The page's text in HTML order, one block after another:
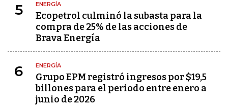
5 ENERGÍA
Ecopetrol culminó la subasta para la
compra de 25% de las acciones de
Brava Energía
6 ENERGÍA
Grupo EPM registró ingresos por $19,5
billones para el periodo entre enero a
junio de 2026